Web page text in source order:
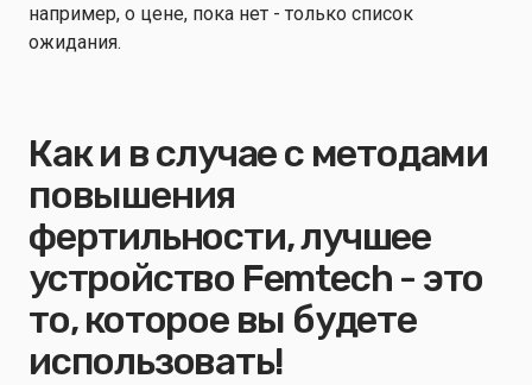
например, о цене, пока нет - только список
ожидания.
Как и в случае с методами
повышения
фертильности, лучшее
устройство Femtech - это
то, которое вы будете
использовать!